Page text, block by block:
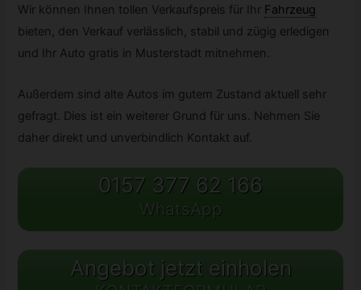
Wir können Ihnen tollen Verkaufspreis für Ihr Fahrzeug
bieten, den Verkauf verlässlich, stabil und zügig erledigen
und Ihr Auto gratis in Musterstadt mitnehmen.
Außerdem sind alte Autos im gutem Zustand aktuell sehr
gefragt. Dies ist ein weiterer Grund für uns. Nehmen Sie
daher direkt und unverbindlich Kontakt auf.
0157 377 62 166
WhatsApp
Angebot jetzt einholen